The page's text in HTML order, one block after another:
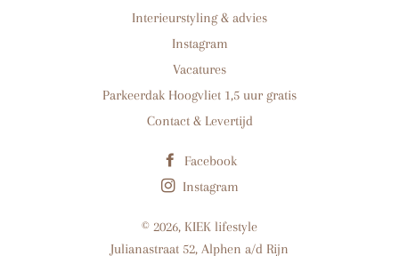
Interieurstyling & advies
Instagram
Vacatures
Parkeerdak Hoogvliet 1,5 uur gratis
Contact & Levertijd
Facebook
Instagram
© 2026, KIEK lifestyle
Julianastraat 52, Alphen a/d Rijn